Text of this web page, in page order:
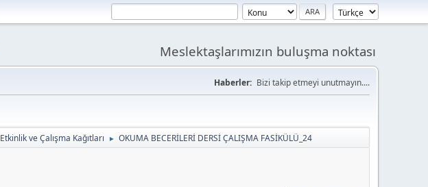
Meslektaşlarımızın buluşma noktası
Haberler: Bizi takip etmeyi unutmayın....
Etkinlik ve Çalışma Kağıtları ► OKUMA BECERİLERİ DERSİ ÇALIŞMA FASİKÜLÜ_24